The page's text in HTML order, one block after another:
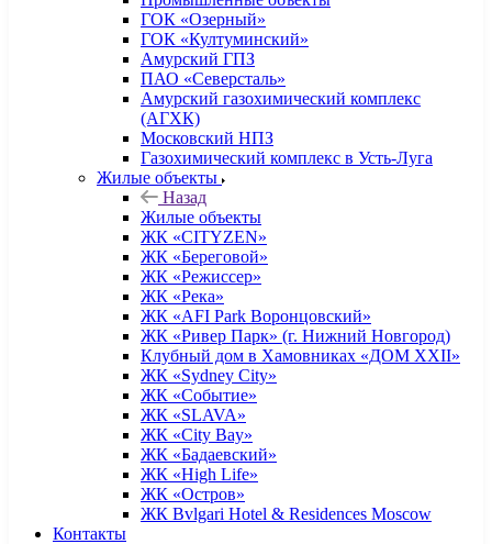
ГОК «Озерный»
ГОК «Култуминский»
Амурский ГПЗ
ПАО «Северсталь»
Амурский газохимический комплекс
(АГХК)
Московский НПЗ
Газохимический комплекс в Усть-Луга
Жилые объекты
Назад
Жилые объекты
ЖК «CITYZEN»
ЖК «Береговой»
ЖК «Режиссер»
ЖК «Река»
ЖК «AFI Park Воронцовский»
ЖК «Ривер Парк» (г. Нижний Новгород)
Клубный дом в Хамовниках «ДОМ XXII»
ЖК «Sydney City»
ЖК «Событие»
ЖК «SLAVA»
ЖК «City Bay»
ЖК «Бадаевский»
ЖК «High Life»
ЖК «Остров»
ЖК Bvlgari Hotel & Residences Moscow
Контакты